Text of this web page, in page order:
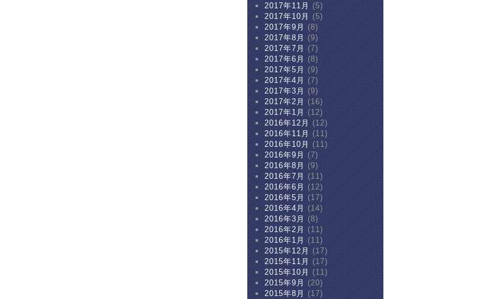
2017年11月 (5)
2017年10月
(5)
2017年9月
(8)
2017年8月 (9)
2017年7月 (7)
2017年6月 (8)
2017年5月 (9)
2017年4月
(7)
2017年3月 (9)
2017年2月 (16)
2017年1月 (12)
2016年12月
(12)
2016年11月 (11)
2016年10月 (11)
2016年9月 (7)
2016年8月 (9)
2016年7月 (11)
2016年6月
(12)
2016年5月 (17)
2016年4月 (14)
2016年3月 (8)
2016年2月 (11)
2016年1月
(11)
2015年12月 (17)
2015年11月 (17)
2015年10月 (11)
2015年9月 (20)
2015年8月
(17)